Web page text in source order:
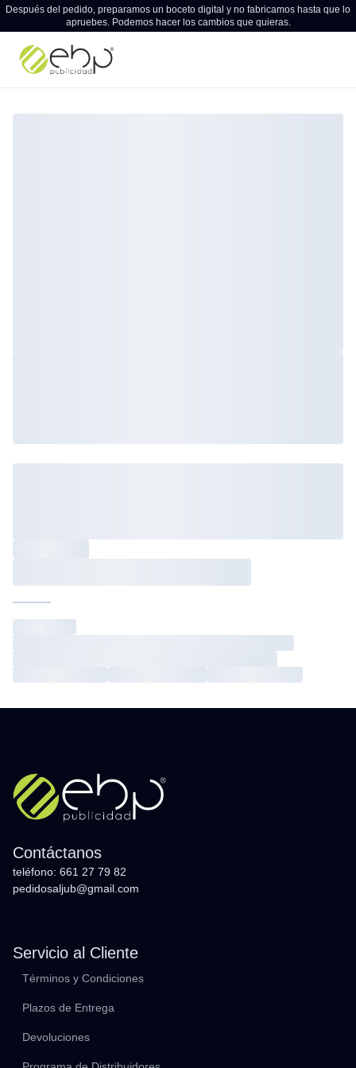
Después del pedido, preparamos un boceto digital y no fabricamos hasta que lo
apruebes. Podemos hacer los cambios que quieras.
Contáctanos
teléfono: 661 27 79 82
pedidosaljub@gmail.com
Servicio al Cliente
Términos y Condiciones
Plazos de Entrega
Devoluciones